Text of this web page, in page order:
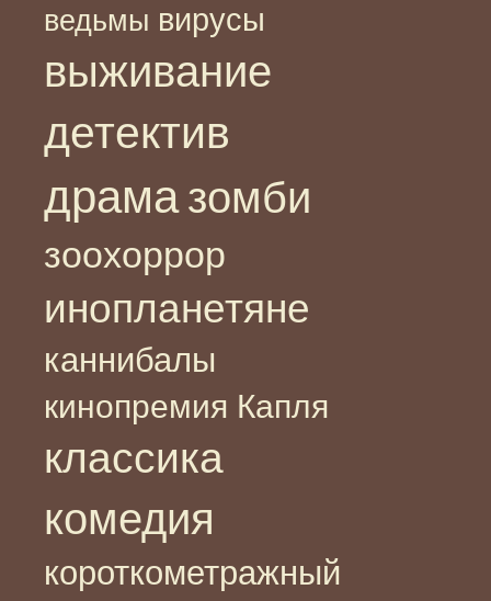
ведьмы вирусы
выживание
детектив
драма зомби
зоохоррор
инопланетяне
каннибалы
кинопремия Капля
классика
комедия
короткометражный